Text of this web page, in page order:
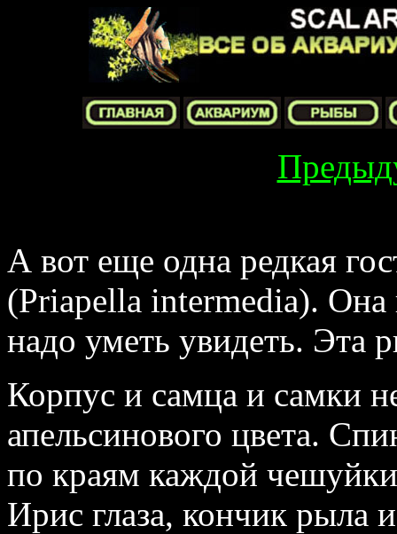
А вот еще одна редкая
(Priapella intermedia). Она
надо уметь увидеть. Эта
Корпус и самца и самки
апельсинового цвета.
по краям каждой
Ирис глаза, кончик рыла